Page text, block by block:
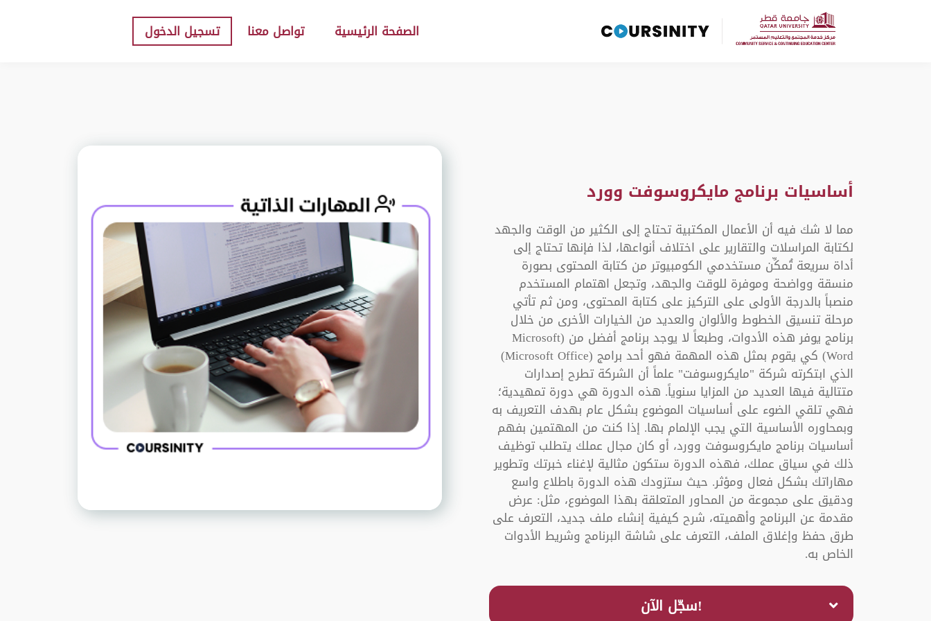
الصفحة الرئيسية تواصل معنا تسجيل الدخول
أساسيات برنامج مايكروسوفت وورد
مما لا شك فيه أن الأعمال المكتبية تحتاج إلى الكثير من الوقت والجهد
لكتابة المراسلات والتقارير على اختلاف أنواعها، لذا فإنها تحتاج إلى
أداة سريعة تُمكِّن مستخدمي الكومبيوتر من كتابة المحتوى بصورة
منسقة وواضحة وموفرة للوقت والجهد، وتجعل اهتمام المستخدم
منصباً بالدرجة الأولى على التركيز على كتابة المحتوى، ومن ثم تأتي
مرحلة تنسيق الخطوط والألوان والعديد من الخيارات الأخرى من خلال
برنامج يوفر هذه الأدوات، وطبعاً لا يوجد برنامج أفضل من (Microsoft
Word) كي يقوم بمثل هذه المهمة فهو أحد برامج (Microsoft Office)
الذي ابتكرته شركة "مايكروسوفت" علماً أن الشركة تطرح إصدارات
متتالية فيها العديد من المزايا سنوياً. هذه الدورة هي دورة تمهيدية؛
فهي تلقي الضوء على أساسيات الموضوع بشكل عام بهدف التعريف به
وبمحاوره الأساسية التي يجب الإلمام بها. إذا كنت من المهتمين بفهم
أساسيات برنامج مايكروسوفت وورد، أو كان مجال عملك يتطلب توظيف
ذلك في سياق عملك، فهذه الدورة ستكون مثالية لإغناء خبرتك وتطوير
مهاراتك بشكل فعال ومؤثر. حيث ستزودك هذه الدورة باطلاع واسع
ودقيق على مجموعة من المحاور المتعلقة بهذا الموضوع، مثل: عرض
مقدمة عن البرنامج وأهميته، شرح كيفية إنشاء ملف جديد، التعرف على
طرق حفظ وإغلاق الملف، التعرف على شاشة البرنامج وشريط الأدوات
الخاص به.
!سجّل الآن